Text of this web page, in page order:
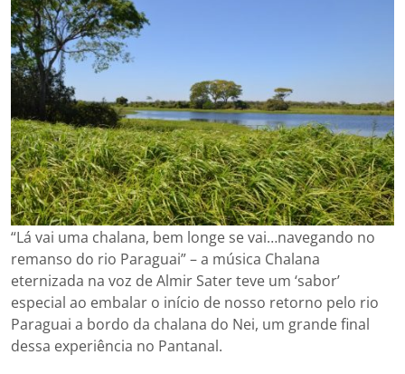
“Lá vai uma chalana, bem longe se vai…navegando no
remanso do rio Paraguai” – a música Chalana
eternizada na voz de Almir Sater teve um ‘sabor’
especial ao embalar o início de nosso retorno pelo rio
Paraguai a bordo da chalana do Nei, um grande final
dessa experiência no Pantanal.